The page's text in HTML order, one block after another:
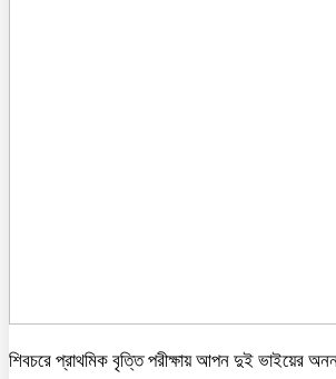
শিবচরে প্রাথমিক বৃত্তি পরীক্ষায় আপন দুই ভাইয়ের